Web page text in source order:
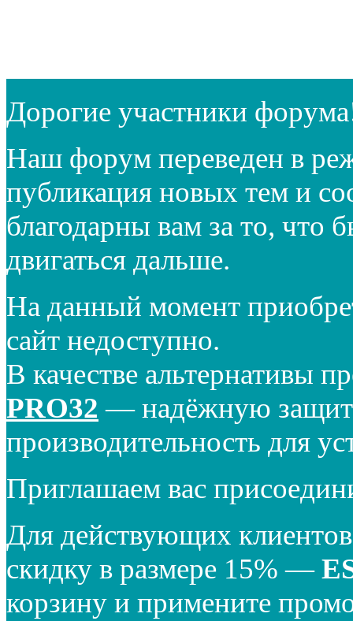
Дорогие участники
Наш форум переведен в
публикация новых тем и
благодарны вам за то, что
двигаться дальше.
На данный момент
сайт недоступно.
В качестве альтернативы
PRO32 — надёжную
производительность для
Приглашаем вас
Для действующих
скидку в размере 15% —
корзину и примените